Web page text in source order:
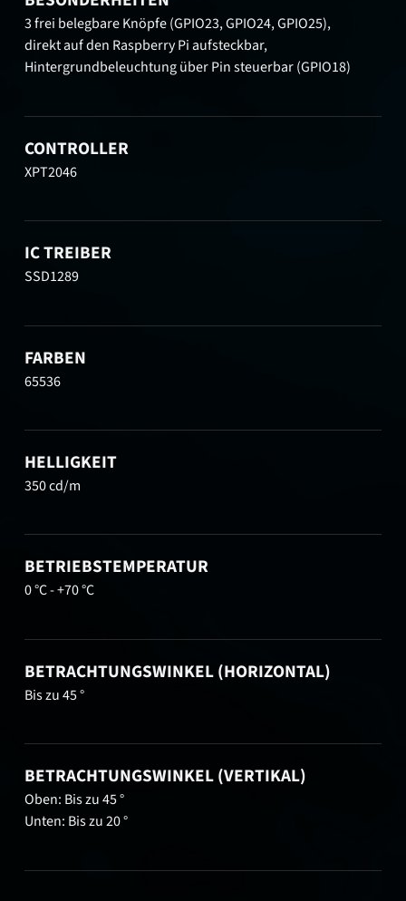
3 frei belegbare Knöpfe (GPIO23, GPIO24, GPIO25),
direkt auf den Raspberry Pi aufsteckbar,
Hintergrundbeleuchtung über Pin steuerbar (GPIO18)
CONTROLLER
XPT2046
IC TREIBER
SSD1289
FARBEN
65536
HELLIGKEIT
350 cd/m
BETRIEBSTEMPERATUR
0 °C - +70 °C
BETRACHTUNGSWINKEL (HORIZONTAL)
Bis zu 45 °
BETRACHTUNGSWINKEL (VERTIKAL)
Oben: Bis zu 45 °
Unten: Bis zu 20 °